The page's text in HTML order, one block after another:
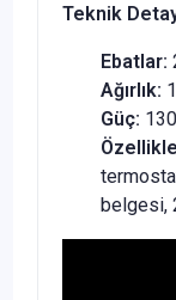
Teknik
Ebatlar:
Ağırlık:
Güç:
belgesi,